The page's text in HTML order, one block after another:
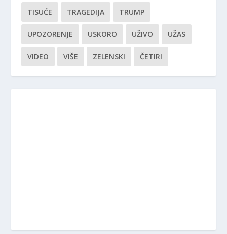
TISUĆE TRAGEDIJA TRUMP
UPOZORENJE USKORO UŽIVO UŽAS
VIDEO VIŠE ZELENSKI ČETIRI